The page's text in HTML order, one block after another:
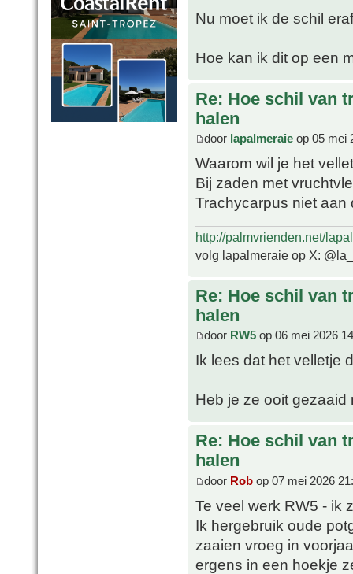
Nu moet ik de schil
Hoe kan ik dit op een
Re: Hoe schil van
halen
door lapalmeraie op 05 mei
Waarom wil je het
Bij zaden met
Trachycarpus niet
http://palmvrienden.net/
volg lapalmeraie op X:
Re: Hoe schil van
halen
door RW5 op 06 mei 2026
Ik lees dat het velletje
Heb je ze ooit gezaaid
Re: Hoe schil van
halen
door Rob op 07 mei 2026
Te veel werk RW5 - ik
Ik hergebruik oude
zaaien vroeg in
ergens in een hoekje